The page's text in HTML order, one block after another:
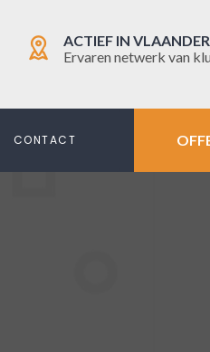
ACTIEF IN
Ervaren netwerk van
CONTACT